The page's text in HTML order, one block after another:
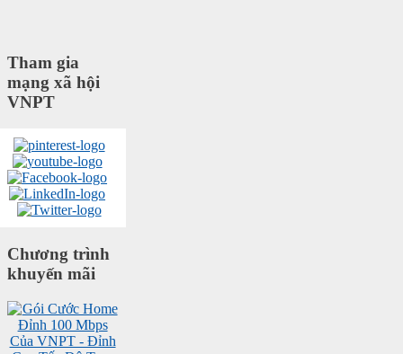
Tham gia
mạng xã hội
VNPT
Chương trình
khuyến mãi